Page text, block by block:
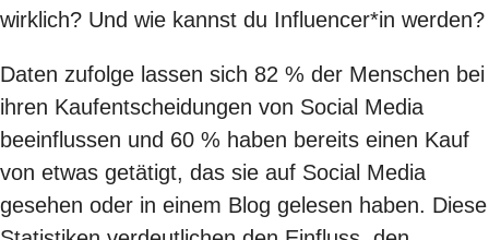
wirklich? Und wie kannst du Influencer*in werden?
Daten zufolge lassen sich 82 % der Menschen bei
ihren Kaufentscheidungen von Social Media
beeinflussen und 60 % haben bereits einen Kauf
von etwas getätigt, das sie auf Social Media
gesehen oder in einem Blog gelesen haben. Diese